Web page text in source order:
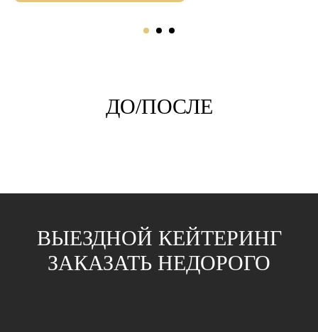
ДО/ПОСЛЕ
ВЫЕЗДНОЙ КЕЙТЕРИНГ
ЗАКАЗАТЬ НЕДОРОГО